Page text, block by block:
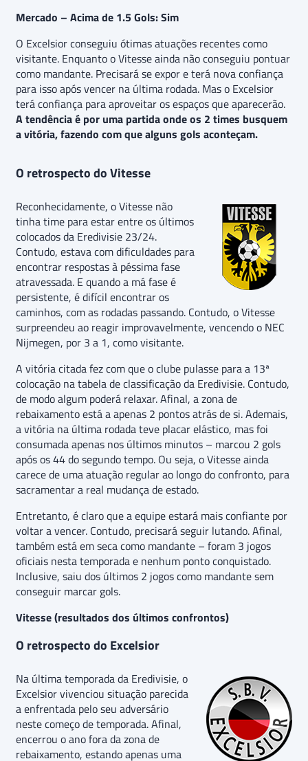
Mercado – Acima de 1.5 Gols: Sim
O Excelsior conseguiu ótimas atuações recentes como
visitante. Enquanto o Vitesse ainda não conseguiu pontuar
como mandante. Precisará se expor e terá nova confiança
para isso após vencer na última rodada. Mas o Excelsior
terá confiança para aproveitar os espaços que aparecerão.
A tendência é por uma partida onde os 2 times busquem
a vitória, fazendo com que alguns gols aconteçam.
O retrospecto do Vitesse
Reconhecidamente, o Vitesse não
tinha time para estar entre os últimos
colocados da Eredivisie 23/24.
Contudo, estava com dificuldades para
encontrar respostas à péssima fase
atravessada. E quando a má fase é
persistente, é difícil encontrar os
caminhos, com as rodadas passando. Contudo, o Vitesse
surpreendeu ao reagir improvavelmente, vencendo o NEC
Nijmegen, por 3 a 1, como visitante.
A vitória citada fez com que o clube pulasse para a 13ª
colocação na tabela de classificação da Eredivisie. Contudo,
de modo algum poderá relaxar. Afinal, a zona de
rebaixamento está a apenas 2 pontos atrás de si. Ademais,
a vitória na última rodada teve placar elástico, mas foi
consumada apenas nos últimos minutos – marcou 2 gols
após os 44 do segundo tempo. Ou seja, o Vitesse ainda
carece de uma atuação regular ao longo do confronto, para
sacramentar a real mudança de estado.
Entretanto, é claro que a equipe estará mais confiante por
voltar a vencer. Contudo, precisará seguir lutando. Afinal,
também está em seca como mandante – foram 3 jogos
oficiais nesta temporada e nenhum ponto conquistado.
Inclusive, saiu dos últimos 2 jogos como mandante sem
conseguir marcar gols.
Vitesse (resultados dos últimos confrontos)
O retrospecto do Excelsior
Na última temporada da Eredivisie, o
Excelsior vivenciou situação parecida
a enfrentada pelo seu adversário
neste começo de temporada. Afinal,
encerrou o ano fora da zona de
rebaixamento, estando apenas uma